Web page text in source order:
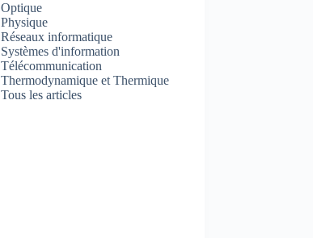
Optique
Physique
Réseaux informatique
Systèmes d'information
Télécommunication
Thermodynamique et Thermique
Tous les articles